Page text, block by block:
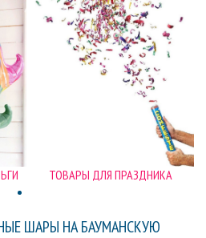
ТОВАРЫ ДЛЯ ПРАЗДНИКА
ШАРЫ НА БАУМАНСКУЮ